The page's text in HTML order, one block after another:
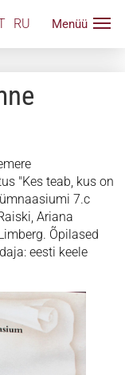
RU
"Kes teab, kus on
7.c
Ariana
Õpilased
eesti keele